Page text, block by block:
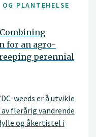
PLANTEHELSE
for an agro-
perennial
weeds er å utvikle
flerårig vandrende
og åkertistel i